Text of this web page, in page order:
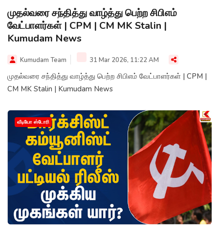
முதல்வரை சந்தித்து வாழ்த்து பெற்ற சிபிஎம்
வேட்பாளர்கள் | CPM | CM MK Stalin |
Kumudam News
Kumudam Team 31 Mar 2026, 11:22 AM
முதல்வரை சந்தித்து வாழ்த்து பெற்ற சிபிஎம் வேட்பாளர்கள் | CPM |
CM MK Stalin | Kumudam News
வீடியோ ஸ்டோரி